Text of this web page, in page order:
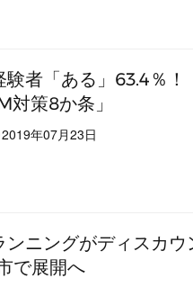
験者「ある」63.4％
対策8か条」
2019年07月23日
ンニングがディスカ
で展開へ